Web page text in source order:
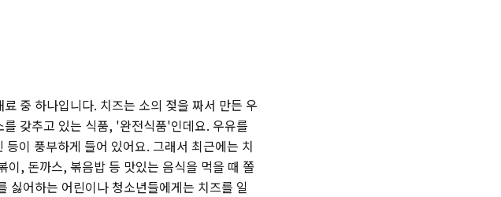
중 하나입니다. 치즈는 소의 젖을 짜서 만든 우
갖추고 있는 식품, '완전식품'인데요. 우유를
이 풍부하게 들어 있어요. 그래서 최근에는 치
, 돈까스, 볶음밥 등 맛있는 음식을 먹을 때 쫄
싫어하는 어린이나 청소년들에게는 치즈를 일